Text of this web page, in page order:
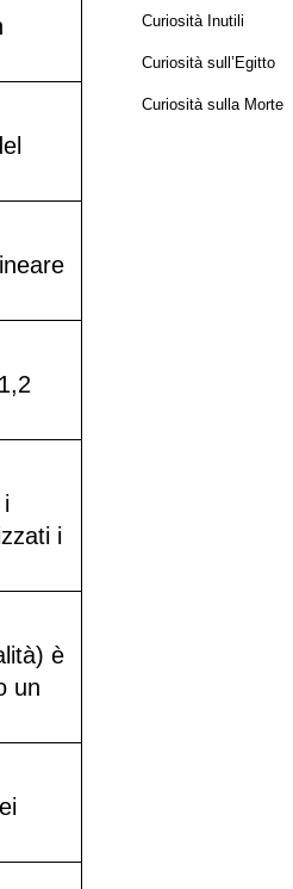
i
i
è
un
Curiosità Inutili
Curiosità sull’Egitto
Curiosità sulla Morte